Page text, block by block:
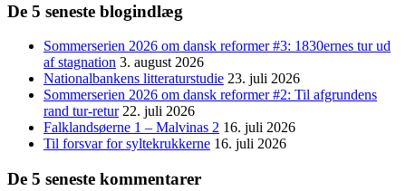
De 5 seneste blogindlæg
Sommerserien 2026 om dansk reformer #3: 1830ernes tur ud
af stagnation 3. august 2026
Nationalbankens litteraturstudie 23. juli 2026
Sommerserien 2026 om dansk reformer #2: Til afgrundens
rand tur-retur 22. juli 2026
Falklandsøerne 1 – Malvinas 2 16. juli 2026
Til forsvar for syltekrukkerne 16. juli 2026
De 5 seneste kommentarer